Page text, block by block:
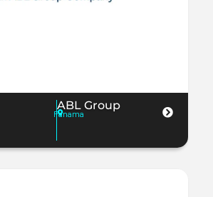
ABL Group
Panama